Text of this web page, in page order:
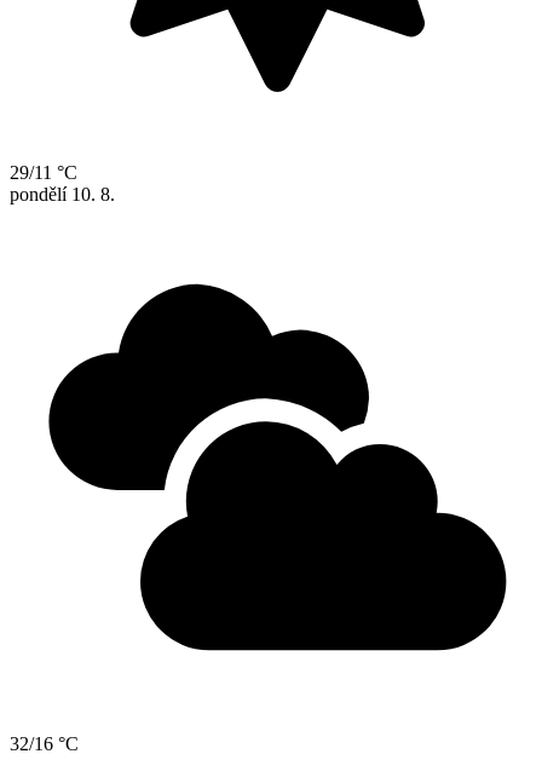
29/11 °C
pondělí 10. 8.
32/16 °C